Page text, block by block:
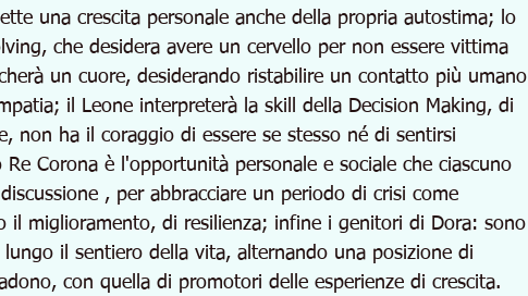
una crescita personale anche della propria autostima; lo
che desidera avere un cervello per non essere vittima
un cuore, desiderando ristabilire un contatto più umano
il Leone interpreterà la skill della Decision Making, di
non ha il coraggio di essere se stesso né di sentirsi
Corona è l'opportunità personale e sociale che ciascuno
, per abbracciare un periodo di crisi come
il miglioramento, di resilienza; infine i genitori di Dora: sono
il sentiero della vita, alternando una posizione di
con quella di promotori delle esperienze di crescita.